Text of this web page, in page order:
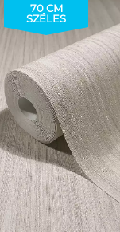
70 CM
SZÉLES